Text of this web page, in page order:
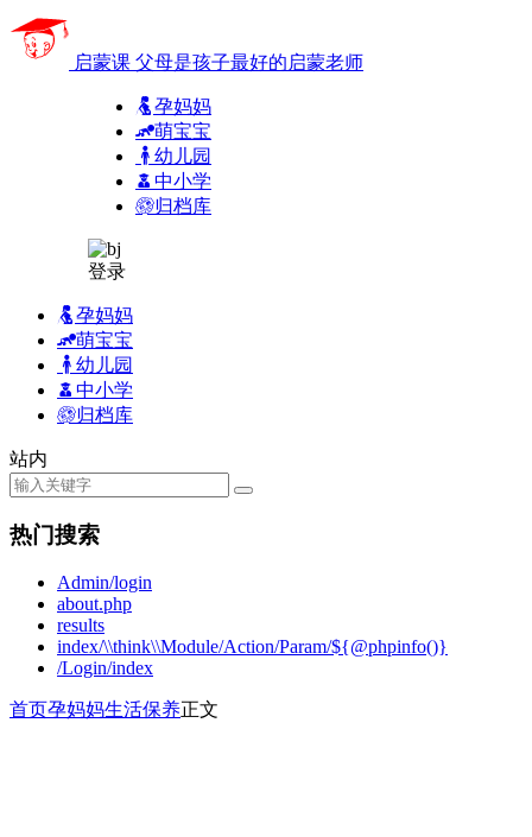
启蒙课 父母是孩子最好的启蒙老师
孕妈妈
萌宝宝
幼儿园
中小学
归档库
登录
孕妈妈
萌宝宝
幼儿园
中小学
归档库
站内
热门搜索
Admin/login
about.php
results
index/\\think\\Module/Action/Param/${@phpinfo()}
/Login/index
首页孕妈妈生活保养正文